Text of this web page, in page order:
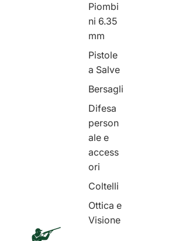
Piombi
ni 6.35
mm
Pistole
a Salve
Bersagli
Difesa
person
ale e
access
ori
Coltelli
Ottica e
Visione